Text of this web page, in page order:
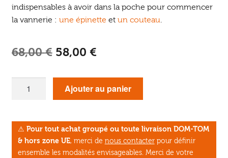
indispensables à avoir dans la poche pour commencer
la vannerie : une épinette et un couteau.
68,00€ Le
initial
68,00 €.
58,00 €Le
actuel
58,00 €.
L'essentiel
pour
Ajouter au panier
⚠ Pour tout achat groupé ou toute livraison DOM-TOM
& hors zone UE, merci de nous contacterpour définir
ensemble les modalités envisageables. Merci de votre